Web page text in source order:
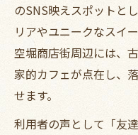
のSNS映えスポットと
リアやユニークなスイ
空堀商店街周辺には、
家的カフェが点在し、
せます。
利用者の声として「友